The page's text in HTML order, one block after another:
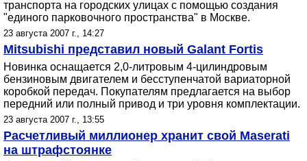
транспорта на городских улицах с помощью создания
"единого парковочного пространства" в Москве.
23 августа 2007 г., 14:27
Mitsubishi представил новый Galant Fortis
Новинка оснащается 2,0-литровым 4-цилиндровым
бензиновым двигателем и бесступенчатой вариаторной
коробкой передач. Покупателям предлагается на выбор
передний или полный привод и три уровня комплектации.
23 августа 2007 г., 13:55
Расчетливый миллионер хранит свой Maserati
на штрафстоянке